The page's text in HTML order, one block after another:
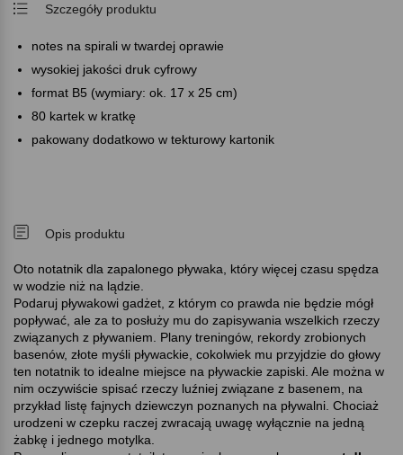
Szczegóły produktu
notes na spirali w twardej oprawie
wysokiej jakości druk cyfrowy
format B5 (wymiary: ok. 17 x 25 cm)
80 kartek w kratkę
pakowany dodatkowo w tekturowy kartonik
Opis produktu
Oto notatnik dla zapalonego pływaka, który więcej czasu spędza
w wodzie niż na lądzie.
Podaruj pływakowi gadżet, z którym co prawda nie będzie mógł
popływać, ale za to posłuży mu do zapisywania wszelkich rzeczy
związanych z pływaniem. Plany treningów, rekordy zrobionych
basenów, złote myśli pływackie, cokolwiek mu przyjdzie do głowy
ten notatnik to idealne miejsce na pływackie zapiski. Ale można w
nim oczywiście spisać rzeczy luźniej związane z basenem, na
przykład listę fajnych dziewczyn poznanych na pływalni. Chociaż
urodzeni w czepku raczej zwracają uwagę wyłącznie na jedną
żabkę i jednego motylka.